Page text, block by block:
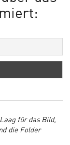
für das Bild,
die Folder